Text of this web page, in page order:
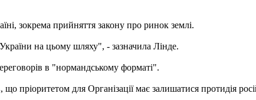
зокрема прийняття закону про ринок землі.
на цьому шляху", - зазначила Лінде.
в "нормандському форматі".
для Організації має залишатися протидія